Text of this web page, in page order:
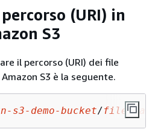
(URI) in
S3
il percorso (URI) dei file
S3 è la seguente.
s3-demo-bucket/file-